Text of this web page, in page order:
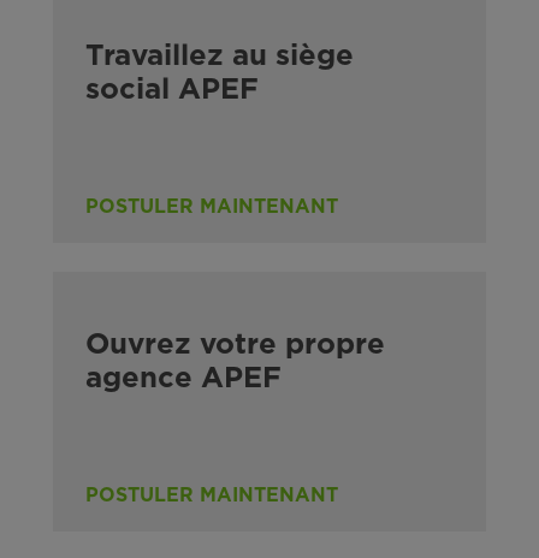
Travaillez au siège
social APEF
POSTULER MAINTENANT
Ouvrez votre propre
agence APEF
POSTULER MAINTENANT